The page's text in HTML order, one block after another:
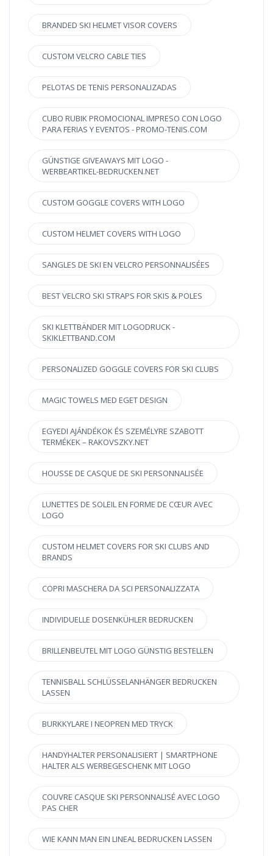
BRANDED SKI HELMET VISOR COVERS
CUSTOM VELCRO CABLE TIES
PELOTAS DE TENIS PERSONALIZADAS
CUBO RUBIK PROMOCIONAL IMPRESO CON LOGO
PARA FERIAS Y EVENTOS - PROMO-TENIS.COM
GÜNSTIGE GIVEAWAYS MIT LOGO -
WERBEARTIKEL-BEDRUCKEN.NET
CUSTOM GOGGLE COVERS WITH LOGO
CUSTOM HELMET COVERS WITH LOGO
SANGLES DE SKI EN VELCRO PERSONNALISÉES
BEST VELCRO SKI STRAPS FOR SKIS & POLES
SKI KLETTBÄNDER MIT LOGODRUCK -
SKIKLETTBAND.COM
PERSONALIZED GOGGLE COVERS FOR SKI CLUBS
MAGIC TOWELS MED EGET DESIGN
EGYEDI AJÁNDÉKOK ÉS SZEMÉLYRE SZABOTT
TERMÉKEK – RAKOVSZKY.NET
HOUSSE DE CASQUE DE SKI PERSONNALISÉE
LUNETTES DE SOLEIL EN FORME DE CŒUR AVEC
LOGO
CUSTOM HELMET COVERS FOR SKI CLUBS AND
BRANDS
COPRI MASCHERA DA SCI PERSONALIZZATA
INDIVIDUELLE DOSENKÜHLER BEDRUCKEN
BRILLENBEUTEL MIT LOGO GÜNSTIG BESTELLEN
TENNISBALL SCHLÜSSELANHÄNGER BEDRUCKEN
LASSEN
BURKKYLARE I NEOPREN MED TRYCK
HANDYHALTER PERSONALISIERT | SMARTPHONE
HALTER ALS WERBEGESCHENK MIT LOGO
COUVRE CASQUE SKI PERSONNALISÉ AVEC LOGO
PAS CHER
WIE KANN MAN EIN LINEAL BEDRUCKEN LASSEN